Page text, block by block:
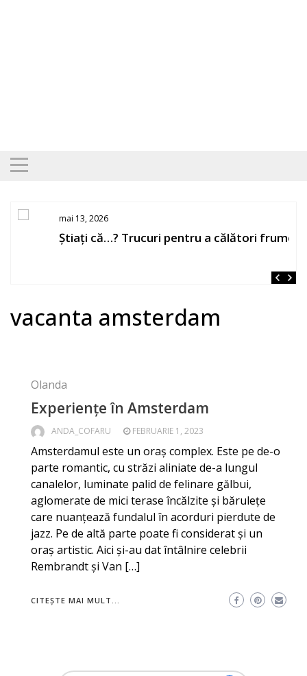
mai 13, 2026
Știați că…? Trucuri pentru a călători frumos
vacanta amsterdam
Olanda
Experiențe în Amsterdam
ANDA_COFARU FEBRUARIE 1, 2023
Amsterdamul este un oraș complex. Este pe de-o
parte romantic, cu străzi aliniate de-a lungul
canalelor, luminate palid de felinare gălbui,
aglomerate de mici terase încălzite și bărulețe
care nuanțează fundalul în acorduri pierdute de
jazz. Pe de altă parte poate fi considerat și un
oraș artistic. Aici şi-au dat întâlnire celebrii
Rembrandt şi Van […]
CITEȘTE MAI MULT...